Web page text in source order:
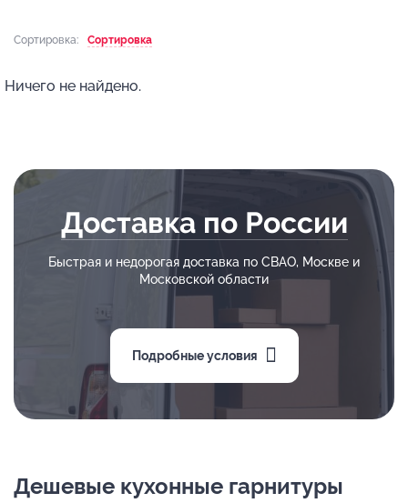
Сортировка: Сортировка
Ничего не найдено.
Доставка по России
Быстрая и недорогая доставка по СВАО, Москве и
Московской области
Подробные условия
Дешевые кухонные гарнитуры